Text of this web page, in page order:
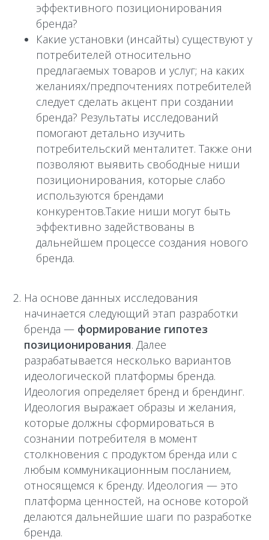
эффективного позиционирования
бренда?
Какие установки (инсайты) существуют у
потребителей относительно
предлагаемых товаров и услуг; на каких
желаниях/предпочтениях потребителей
следует cделать акцент при создании
бренда? Результаты исследований
помогают детально изучить
потребительский менталитет. Также они
позволяют выявить свободные ниши
позиционирования, которые слабо
используются брендами
конкурентов.Такие ниши могут быть
эффективно задействованы в
дальнейшем процессе создания нового
бренда.
На основе данных исследования
начинается следующий этап разработки
бренда — формирование гипотез
позиционирования. Далее
разрабатывается несколько вариантов
идеологической платформы бренда.
Идеология определяет бренд и брендинг.
Идеология выражает образы и желания,
которые должны сформироваться в
сознании потребителя в момент
столкновения с продуктом бренда или с
любым коммуникационным посланием,
относящемся к бренду. Идеология — это
платформа ценностей, на основе которой
делаются дальнейшие шаги по разработке
бренда.